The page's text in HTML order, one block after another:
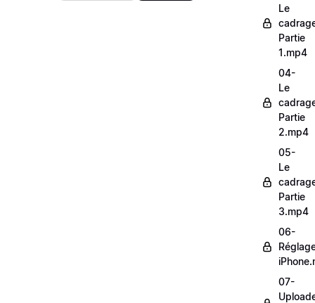
Le
Partie
1.mp4
04-
Le
Partie
2.mp4
05-
Le
Partie
3.mp4
06-
07-